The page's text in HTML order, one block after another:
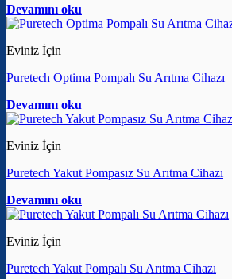
Devamını oku
Eviniz İçin
Puretech Optima Pompalı Su Arıtma Cihazı
Devamını oku
Eviniz İçin
Puretech Yakut Pompasız Su Arıtma Cihazı
Devamını oku
Eviniz İçin
Puretech Yakut Pompalı Su Arıtma Cihazı